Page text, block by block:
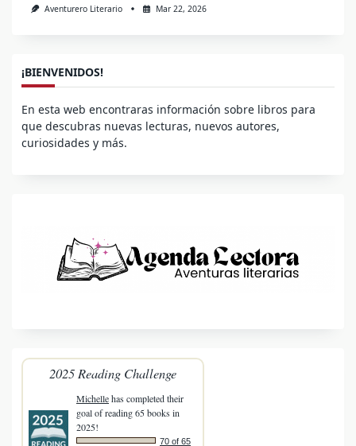
Aventurero Literario Mar 22, 2026
¡BIENVENIDOS!
En esta web encontraras información sobre libros para
que descubras nuevas lecturas, nuevos autores,
curiosidades y más.
2025 Reading Challenge
Michellehas completed their
goal of reading 65 books in
2025!
70 of 65